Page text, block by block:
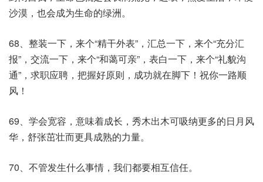
沙漠，也会成为生命的绿洲。
68、整装一下，来个“精干外表”，汇总一下，来个“充分汇
报”，交流一下，来个“和蔼可亲”，表白一下，来个“礼貌沟
通”，求职应聘，把握好原则，成功就在脚下！祝你一路顺
风！
69、学会宽容，意味着成长，秀木出木可吸纳更多的日月风
华，舒张茁壮而更具成熟的力量。
70、不管发生什么事情，我们都要相互信任。